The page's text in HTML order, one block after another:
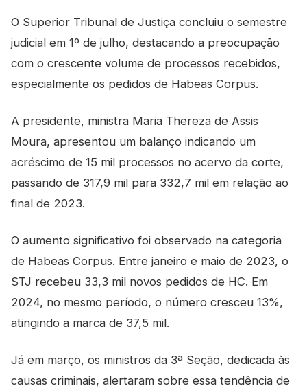
O Superior Tribunal de Justiça concluiu o semestre
judicial em 1º de julho, destacando a preocupação
com o crescente volume de processos recebidos,
especialmente os pedidos de Habeas Corpus.
A presidente, ministra Maria Thereza de Assis
Moura, apresentou um balanço indicando um
acréscimo de 15 mil processos no acervo da corte,
passando de 317,9 mil para 332,7 mil em relação ao
final de 2023.
O aumento significativo foi observado na categoria
de Habeas Corpus. Entre janeiro e maio de 2023, o
STJ recebeu 33,3 mil novos pedidos de HC. Em
2024, no mesmo período, o número cresceu 13%,
atingindo a marca de 37,5 mil.
Já em março, os ministros da 3ª Seção, dedicada às
causas criminais, alertaram sobre essa tendência de